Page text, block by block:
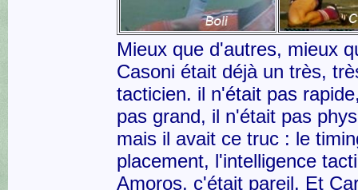
Mieux que d'autres, mieux
Casoni était déjà un très,
tacticien. il n'était pas
pas grand, il n'était pas
mais il avait ce truc : le
placement, l'intelligence
Amoros, c'était pareil. Et